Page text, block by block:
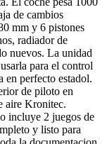
mm y 6 pistones
radiador de
nuevos. La unidad
para el control
en perfecto estadol.
de piloto en
aire Kronitec.
incluye 2 juegos de
y listo para
la documentacion